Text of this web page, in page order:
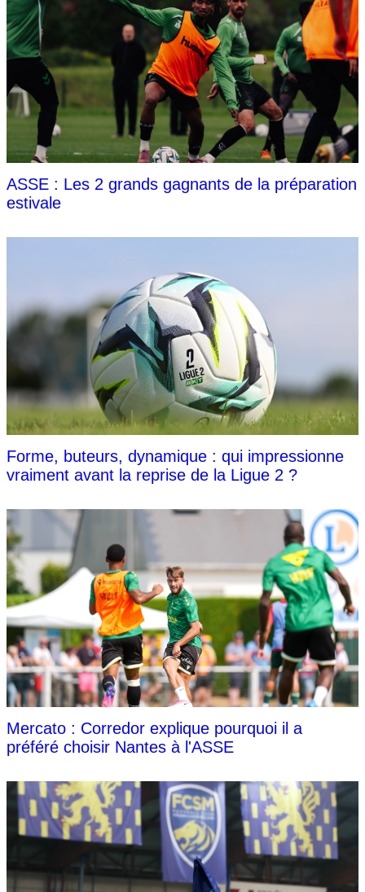
ASSE : Les 2 grands gagnants de la préparation
estivale
Forme, buteurs, dynamique : qui impressionne
vraiment avant la reprise de la Ligue 2 ?
Mercato : Corredor explique pourquoi il a
préféré choisir Nantes à l'ASSE